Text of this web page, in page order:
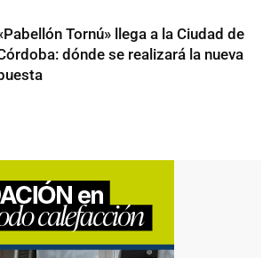
Tornú» llega a la Ciudad de
dónde se realizará la nueva